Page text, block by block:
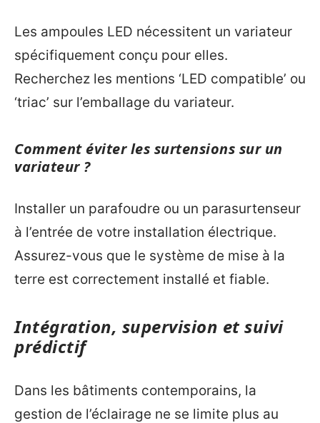
Les ampoules LED nécessitent un variateur
spécifiquement conçu pour elles.
Recherchez les mentions ‘LED compatible’ ou
‘triac’ sur l’emballage du variateur.
Comment éviter les surtensions sur un
variateur ?
Installer un parafoudre ou un parasurtenseur
à l’entrée de votre installation électrique.
Assurez-vous que le système de mise à la
terre est correctement installé et fiable.
Intégration, supervision et suivi
prédictif
Dans les bâtiments contemporains, la
gestion de l’éclairage ne se limite plus au